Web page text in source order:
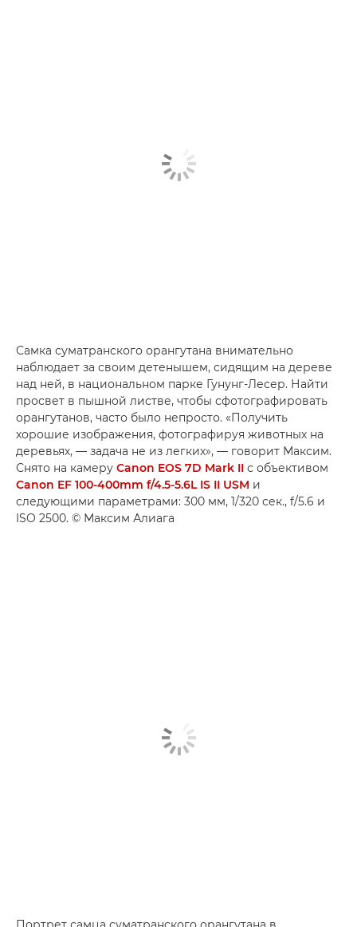
Самка суматранского орангутана внимательно
наблюдает за своим детенышем, сидящим на дереве
над ней, в национальном парке Гунунг-Лесер. Найти
просвет в пышной листве, чтобы сфотографировать
орангутанов, часто было непросто. «Получить
хорошие изображения, фотографируя животных на
деревьях, — задача не из легких», — говорит Максим.
Снято на камеру Canon EOS 7D Mark II с объективом
Canon EF 100-400mm f/4.5-5.6L IS II USM и
следующими параметрами: 300 мм, 1/320 сек., f/5.6 и
ISO 2500. © Максим Алиага